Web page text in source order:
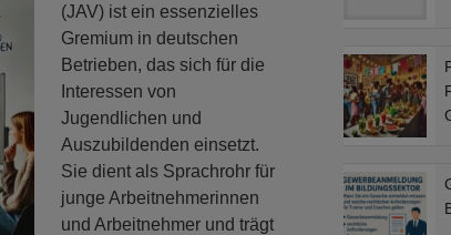
(JAV) ist ein essenzielles
Gremium in deutschen
Betrieben, das sich für die
Interessen von
Jugendlichen und
Auszubildenden einsetzt.
Sie dient als Sprachrohr für
junge Arbeitnehmerinnen
und Arbeitnehmer und trägt